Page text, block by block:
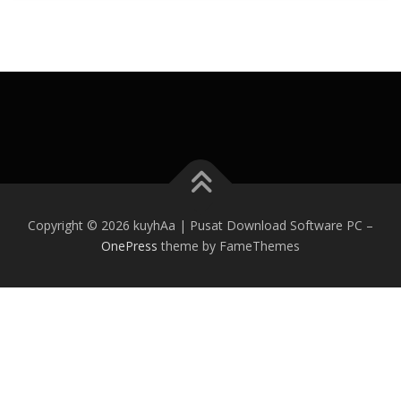
Copyright © 2026 kuyhAa | Pusat Download Software PC –
OnePress theme by FameThemes